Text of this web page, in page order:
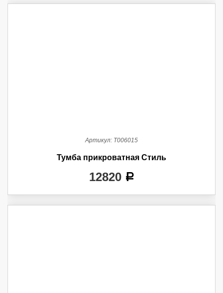
Артикул: Т006015
Тумба прикроватная Стиль
12820 a